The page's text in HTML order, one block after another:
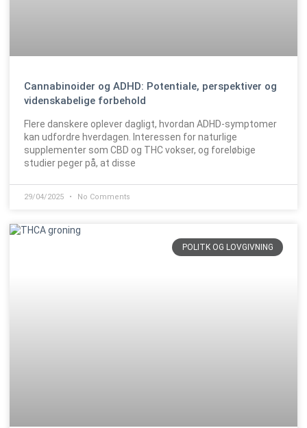
Cannabinoider og ADHD: Potentiale, perspektiver og
videnskabelige forbehold
Flere danskere oplever dagligt, hvordan ADHD-symptomer
kan udfordre hverdagen. Interessen for naturlige
supplementer som CBD og THC vokser, og foreløbige
studier peger på, at disse
29/04/2025 No Comments
POLITK OG LOVGIVNING